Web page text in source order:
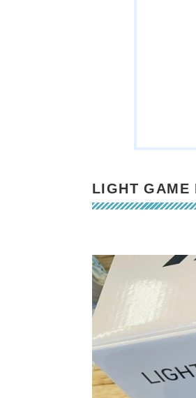
LIGHT GAME